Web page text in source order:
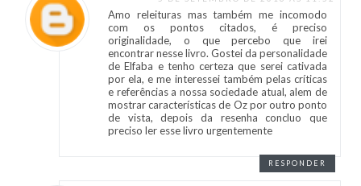
Amo releituras mas também me incomodo
com os pontos citados, é preciso
originalidade, o que percebo que irei
encontrar nesse livro. Gostei da personalidade
de Elfaba e tenho certeza que serei cativada
por ela, e me interessei também pelas críticas
e referências a nossa sociedade atual, alem de
mostrar características de Oz por outro ponto
de vista, depois da resenha concluo que
preciso ler esse livro urgentemente
RESPONDER